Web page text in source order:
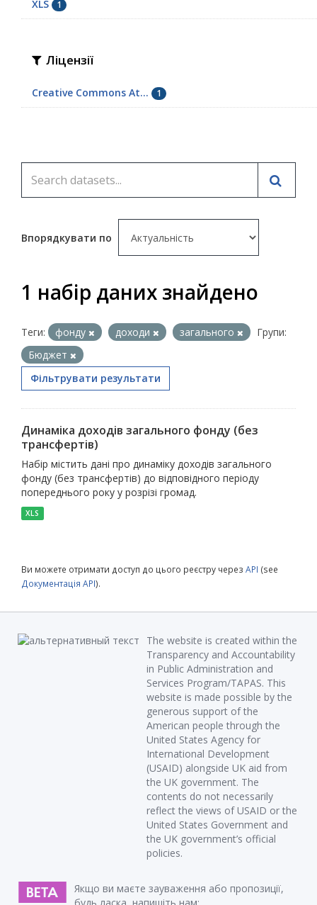
XLS 1
Ліцензії
Creative Commons At... 1
Впорядкувати по
1 набір даних знайдено
Теги: фонду доходи загального
Групи:
Бюджет
Фільтрувати результати
Динаміка доходів загального фонду (без
трансфертів)
Набір містить дані про динаміку доходів загального
фонду (без трансфертів) до відповідного періоду
попереднього року у розрізі громад.
XLS
Ви можете отримати доступ до цього реєстру через API (see
Документація API).
The website is created within the
Transparency and Accountability
in Public Administration and
Services Program/TAPAS. This
website is made possible by the
generous support of the
American people through the
United States Agency for
International Development
(USAID) alongside UK aid from
the UK government. The
contents do not necessarily
reflect the views of USAID or the
United States Government and
the UK government’s official
policies.
Якщо ви маєте зауваження або пропозиції,